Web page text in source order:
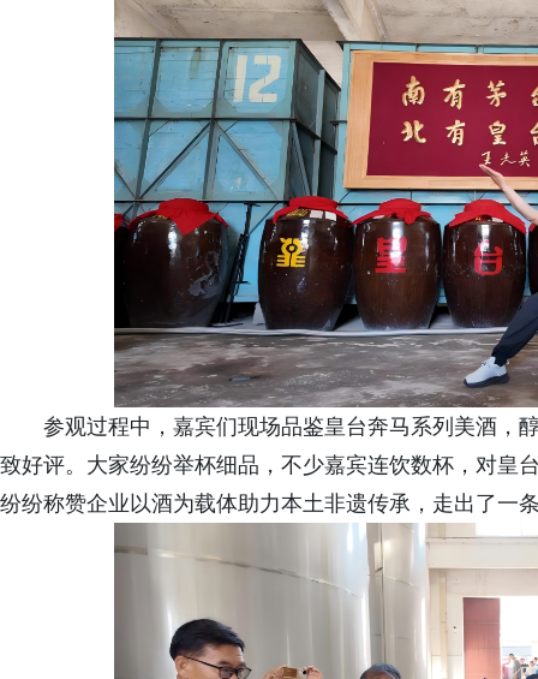
参观过程中，嘉宾们现场品鉴皇台奔马系列美酒，
致好评。大家纷纷举杯细品，不少嘉宾连饮数杯，对皇
纷纷称赞企业以酒为载体助力本土非遗传承，走出了一